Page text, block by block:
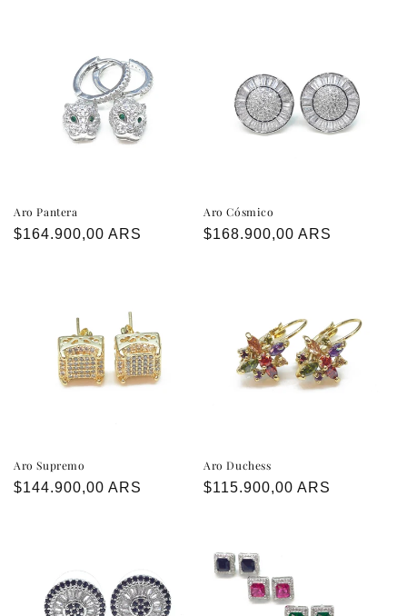
Aro Pantera
Precio
$164.900,00 ARS
Aro Cósmico
Precio
$168.900,00 ARS
Aro Supremo
Precio
$144.900,00 ARS
Aro Duchess
Precio
$115.900,00 ARS